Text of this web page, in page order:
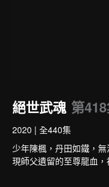
絕世武魂 第
2020 | 全440集
少年陳楓，丹田如鐵，
現師父遺留的至尊龍血